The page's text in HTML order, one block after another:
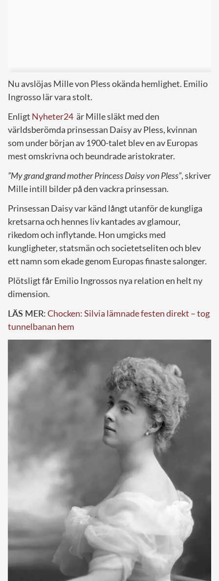
Nu avslöjas Mille von Pless okända hemlighet. Emilio
Ingrosso lär vara stolt.
Enligt Nyheter24 är Mille släkt med den
världsberömda prinsessan Daisy av Pless, kvinnan
som under början av 1900-talet blev en av Europas
mest omskrivna och beundrade aristokrater.
”My grand grand mother Princess Daisy von Pless”, skriver
Mille intill bilder på den vackra prinsessan.
Prinsessan Daisy var känd långt utanför de kungliga
kretsarna och hennes liv kantades av glamour,
rikedom och inflytande. Hon umgicks med
kungligheter, statsmän och societetseliten och blev
ett namn som ekade genom Europas finaste salonger.
Plötsligt får Emilio Ingrossos nya relation en helt ny
dimension.
LÄS MER:Chocken: Silvia lämnade festen direkt – tog
tunnelbanan hem